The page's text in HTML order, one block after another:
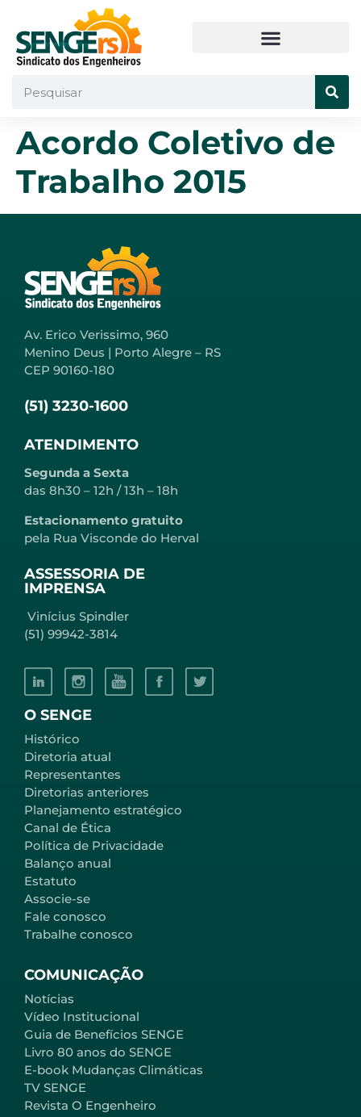
Acordo Coletivo de
Trabalho 2015
O SENGE
Histórico
Diretoria atual
Representantes
Diretorias anteriores
Planejamento estratégico
Canal de Ética
Política de Privacidade
Balanço anual
Estatuto
Associe-se
Fale conosco
Trabalhe conosco
COMUNICAÇÃO
Notícias
Vídeo Institucional
Guia de Benefícios SENGE
Livro 80 anos do SENGE
E-book Mudanças Climáticas
TV SENGE
Revista O Engenheiro
Av. Erico Verissimo, 960
Menino Deus | Porto Alegre – RS
CEP 90160-180
(51) 3230-1600
ATENDIMENTO
Segunda a Sexta
das 8h30 – 12h / 13h – 18h
Estacionamento gratuito
pela Rua Visconde do Herval
ASSESSORIA DE
IMPRENSA
Vinícius Spindler
(51) 99942-3814